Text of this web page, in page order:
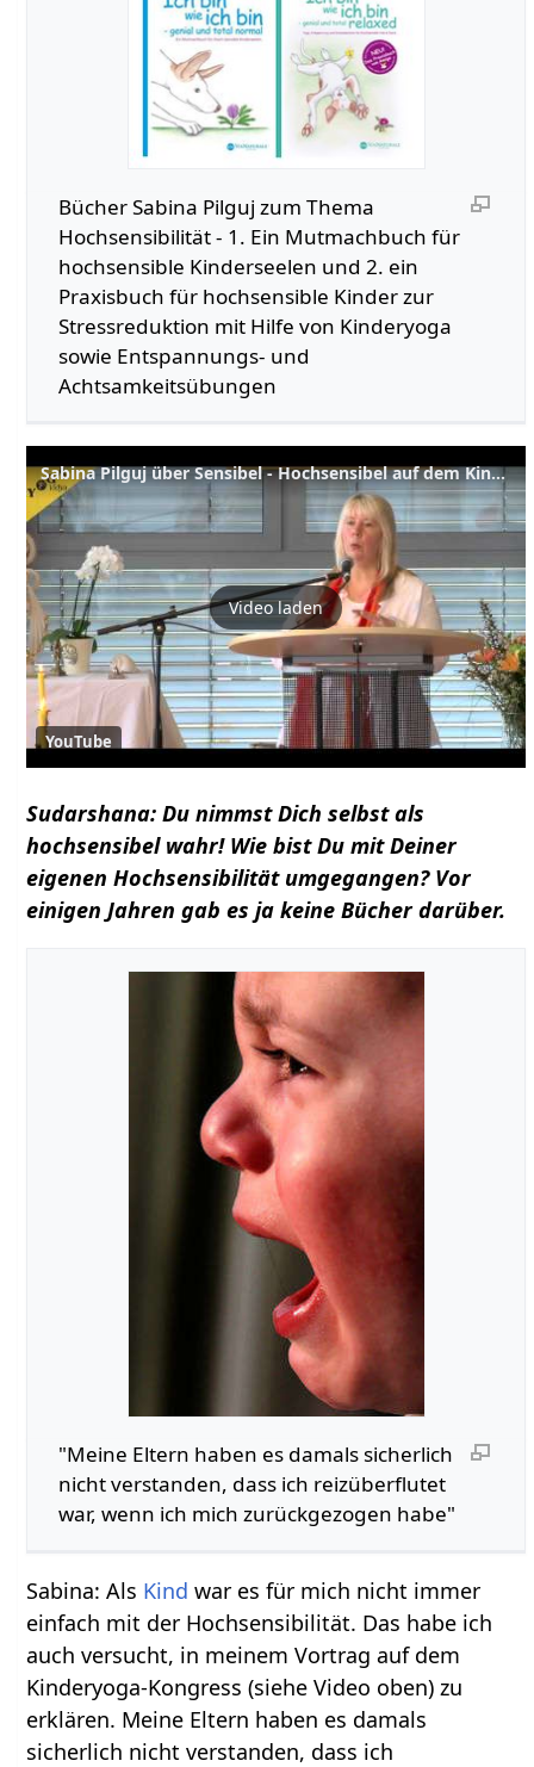
Bücher Sabina Pilguj zum Thema
Hochsensibilität - 1. Ein Mutmachbuch für
hochsensible Kinderseelen und 2. ein
Praxisbuch für hochsensible Kinder zur
Stressreduktion mit Hilfe von Kinderyoga
sowie Entspannungs- und
Achtsamkeitsübungen
Sabina Pilguj über Sensibel - Hochsensibel auf dem Kinderyogakongress 2015
Video laden
YouTube
Sudarshana: Du nimmst Dich selbst als
hochsensibel wahr! Wie bist Du mit Deiner
eigenen Hochsensibilität umgegangen? Vor
einigen Jahren gab es ja keine Bücher darüber.
"Meine Eltern haben es damals sicherlich
nicht verstanden, dass ich reizüberflutet
war, wenn ich mich zurückgezogen habe"
Sabina: Als Kind war es für mich nicht immer
einfach mit der Hochsensibilität. Das habe ich
auch versucht, in meinem Vortrag auf dem
Kinderyoga-Kongress (siehe Video oben) zu
erklären. Meine Eltern haben es damals
sicherlich nicht verstanden, dass ich